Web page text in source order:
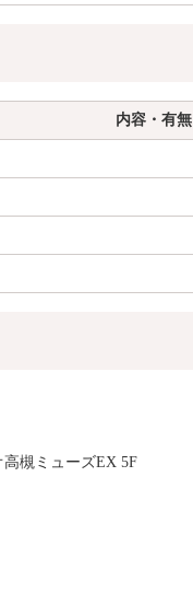
内容・有無
高槻ミューズEX 5F